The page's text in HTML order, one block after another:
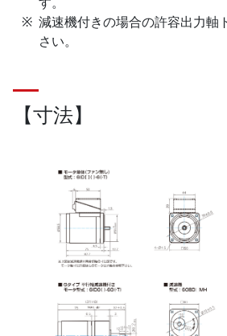
減速機付きの場合の許容出力軸
さい。
【寸法】